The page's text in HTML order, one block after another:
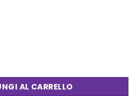
1.25 quantità
AL CARRELLO